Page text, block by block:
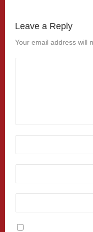
Leave a Reply
Your email address will